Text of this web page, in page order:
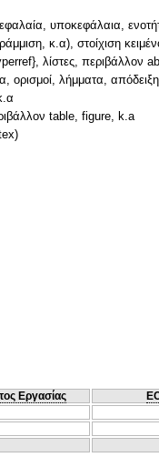
υποκεφάλαια,
κ.α), στοίχιση
λίστες, περιβάλλον
λήμματα,
table, figure, k.a
Εργασίας